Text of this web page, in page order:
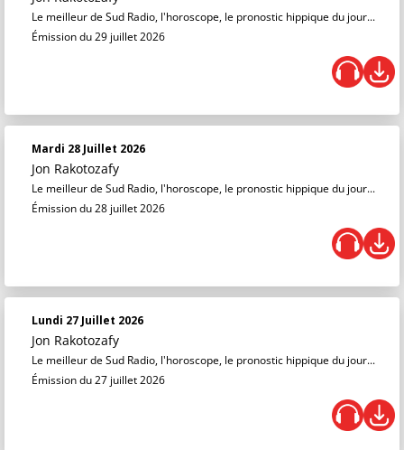
Le meilleur de Sud Radio, l'horoscope, le pronostic hippique du jour...
Émission du 29 juillet 2026
Mardi 28 Juillet 2026
Jon Rakotozafy
Le meilleur de Sud Radio, l'horoscope, le pronostic hippique du jour...
Émission du 28 juillet 2026
Lundi 27 Juillet 2026
Jon Rakotozafy
Le meilleur de Sud Radio, l'horoscope, le pronostic hippique du jour...
Émission du 27 juillet 2026